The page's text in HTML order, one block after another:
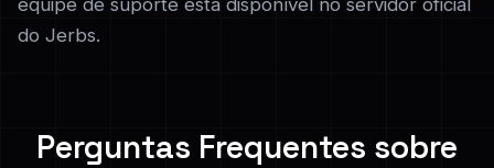
do Jerbs.
Perguntas Frequentes sobre